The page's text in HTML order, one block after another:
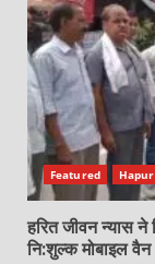
Featured
हरित जीवन न्यास
नि:शुल्क मोबाइल वैन